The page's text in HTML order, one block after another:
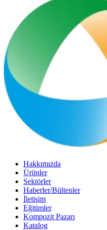
Hakkımızda
Ürünler
Sektörler
Haberler/Bültenler
İletişim
Eğitimler
Kompozit Pazarı
Katalog